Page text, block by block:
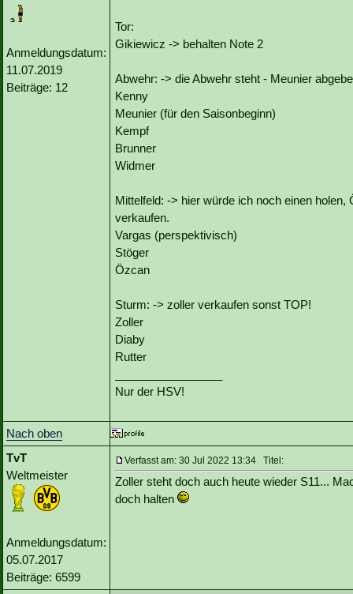
Anmeldungsdatum:
11.07.2019
Beiträge: 12
Tor:
Gikiewicz -> behalten Note 2
Abwehr: -> die Abwehr steht - Meunier
Kenny
Meunier (für den Saisonbeginn)
Kempf
Brunner
Widmer
Mittelfeld: -> hier würde ich noch einen
verkaufen.
Vargas (perspektivisch)
Stöger
Özcan
Sturm: -> zoller verkaufen sonst TOP!
Zoller
Diaby
Rutter
Nur der HSV!
Nach oben
TvT
Weltmeister
Anmeldungsdatum:
05.07.2017
Beiträge: 6599
Verfasst am: 30 Jul 2022 13:34 Titel:
Zoller steht doch auch heute wieder S11...
doch halten